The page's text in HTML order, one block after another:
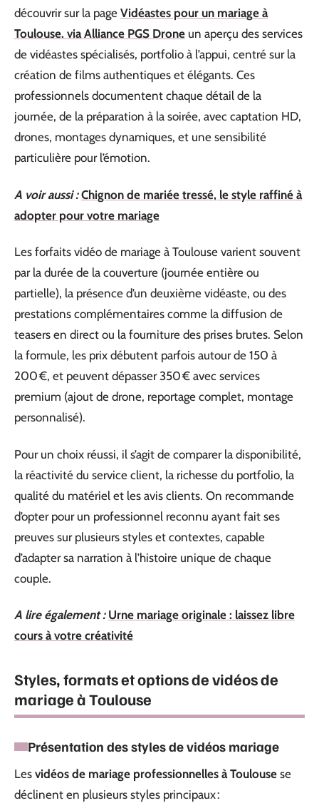
découvrir sur la page Vidéastes pour un mariage à
Toulouse. via Alliance PGS Drone un aperçu des services
de vidéastes spécialisés, portfolio à l’appui, centré sur la
création de films authentiques et élégants. Ces
professionnels documentent chaque détail de la
journée, de la préparation à la soirée, avec captation HD,
drones, montages dynamiques, et une sensibilité
particulière pour l’émotion.
A voir aussi : Chignon de mariée tressé, le style raffiné à
adopter pour votre mariage
Les forfaits vidéo de mariage à Toulouse varient souvent
par la durée de la couverture (journée entière ou
partielle), la présence d’un deuxième vidéaste, ou des
prestations complémentaires comme la diffusion de
teasers en direct ou la fourniture des prises brutes. Selon
la formule, les prix débutent parfois autour de 150 à
200 €, et peuvent dépasser 350 € avec services
premium (ajout de drone, reportage complet, montage
personnalisé).
Pour un choix réussi, il s’agit de comparer la disponibilité,
la réactivité du service client, la richesse du portfolio, la
qualité du matériel et les avis clients. On recommande
d’opter pour un professionnel reconnu ayant fait ses
preuves sur plusieurs styles et contextes, capable
d’adapter sa narration à l’histoire unique de chaque
couple.
A lire également : Urne mariage originale : laissez libre
cours à votre créativité
Styles, formats et options de vidéos de
mariage à Toulouse
Présentation des styles de vidéos mariage
Les vidéos de mariage professionnelles à Toulouse se
déclinent en plusieurs styles principaux :